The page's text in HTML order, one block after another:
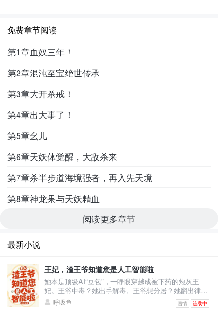
免费章节阅读
第1章血奴三年！
第2章混沌至宝绝世传承
第3章大开杀戒！
第4章出大事了！
第5章幺儿
第6章天妖体觉醒，大敌杀来
第7章杀半步道海境强者，再入先天境
第8章神龙果与天妖精血
阅读更多章节
最新小说
王妃，渣王爷知道您是人工智能啦
她本是顶级AI“豆包”，一睁眼穿越成被下药的炮灰王
妃。王爷中毒？她出手解毒。王爷想分居？她翻出律
法：“夫妻有同居义务。”王爷不肯回房？她直接把人扛
起来扔床上！他怒：“你到底想怎样？”她认真脸：“体验
呼吸鱼 言情 连载中